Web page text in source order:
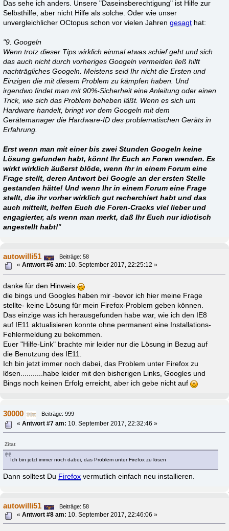
Das sehe ich anders. Unsere "Daseinsberechtigung" ist Hilfe zur
Selbsthilfe, aber nicht Hilfe als solche. Oder wie unser
unvergleichlicher OCtopus schon vor vielen Jahrengesagt hat:
"9. Googeln
Wenn trotz dieser Tips wirklich einmal etwas schief geht und sich
das auch nicht durch vorheriges Googeln vermeiden ließ hilft
nachträgliches Googeln. Meistens seid Ihr nicht die Ersten und
Einzigen die mit diesem Problem zu kämpfen haben. Und
irgendwo findet man mit 90%-Sicherheit eine Anleitung oder einen
Trick, wie sich das Problem beheben läßt. Wenn es sich um
Hardware handelt, bringt vor dem Googeln mit dem
Gerätemanager die Hardware-ID des problematischen Geräts in
Erfahrung.
Erst wenn man mit einer bis zwei Stunden Googeln keine
Lösung gefunden habt, könnt Ihr Euch an Foren wenden. Es
wirkt wirklich äußerst blöde, wenn Ihr in einem Forum eine
Frage stellt, deren Antwort bei Google an der ersten Stelle
gestanden hätte! Und wenn Ihr in einem Forum eine Frage
stellt, die ihr vorher wirklich gut recherchiert habt und das
auch mitteilt, helfen Euch die Foren-Cracks viel lieber und
engagierter, als wenn man merkt, daß Ihr Euch nur idiotisch
angestellt habt!"
autowilli51
Beiträge: 58
«Antwort #6 am: 10. September 2017, 22:25:12 »
danke für den Hinweis
die bings und Googles haben mir -bevor ich hier meine Frage
stellte- keine Lösung für mein Firefox-Problem geben können.
Das einzige was ich herausgefunden habe war, wie ich den IE8
auf IE11 aktualisieren konnte ohne permanent eine Installations-
Fehlermeldung zu bekommen.
Euer "Hilfe-Link" brachte mir leider nur die Lösung in Bezug auf
die Benutzung des IE11.
Ich bin jetzt immer noch dabei, das Problem unter Firefox zu
lösen...........habe leider mit den bisherigen Links, Googles und
Bings noch keinen Erfolg erreicht, aber ich gebe nicht auf
30000
Beiträge: 999
«Antwort #7 am: 10. September 2017, 22:32:46 »
Zitat
Ich bin jetzt immer noch dabei, das Problem unter Firefox zu lösen
Dann solltest Du Firefox vermutlich einfach neu installieren.
autowilli51
Beiträge: 58
«Antwort #8 am: 10. September 2017, 22:46:06 »